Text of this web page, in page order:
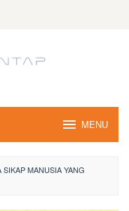
MENU
SIKAP MANUSIA YANG